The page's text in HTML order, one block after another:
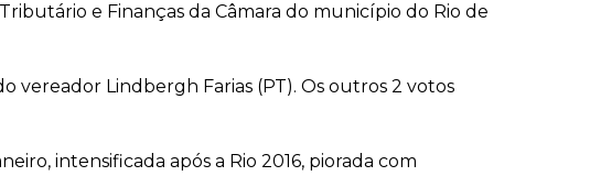
e Finanças da Câmara do município do Rio de
vereador Lindbergh Farias (PT). Os outros 2 votos
intensificada após a Rio 2016, piorada com